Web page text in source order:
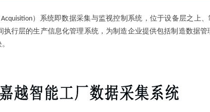
）系统即数据采集与监视控制系统，位于设备层之上
执行层的生产信息化管理系统，为制造企业提供包括制造数据